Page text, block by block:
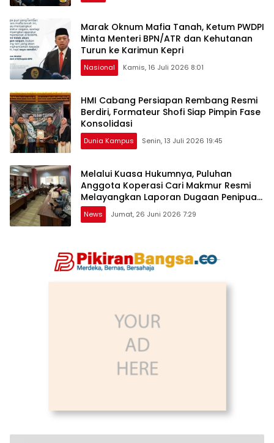
Marak Oknum Mafia Tanah, Ketum PWDPI
Minta Menteri BPN/ATR dan Kehutanan
Turun ke Karimun Kepri
Nasional Kamis, 16 Juli 2026 8:01
HMI Cabang Persiapan Rembang Resmi
Berdiri, Formateur Shofi Siap Pimpin Fase
Konsolidasi
Dunia Kampus Senin, 13 Juli 2026 19:45
Melalui Kuasa Hukumnya, Puluhan
Anggota Koperasi Cari Makmur Resmi
Melayangkan Laporan Dugaan Penipuan,
Penggelapan, & TPPU
News Jumat, 26 Juni 2026 7:29